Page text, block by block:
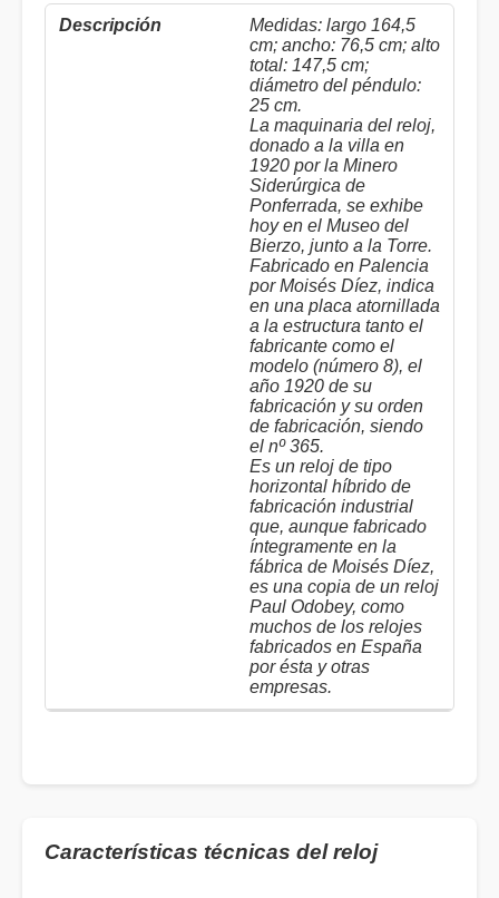
Medidas: largo 164,5
cm; ancho: 76,5 cm; alto
total: 147,5 cm;
diámetro del péndulo:
25 cm.
La maquinaria del reloj,
donado a la villa en
1920 por la Minero
Siderúrgica de
Ponferrada, se exhibe
hoy en el Museo del
Bierzo, junto a la Torre.
Fabricado en Palencia
por Moisés Díez, indica
en una placa atornillada
a la estructura tanto el
fabricante como el
modelo (número 8), el
año 1920 de su
fabricación y su orden
de fabricación, siendo
el nº 365.
Es un reloj de tipo
horizontal híbrido de
fabricación industrial
que, aunque fabricado
íntegramente en la
fábrica de Moisés Díez,
es una copia de un reloj
Paul Odobey, como
muchos de los relojes
fabricados en España
por ésta y otras
empresas.
Características técnicas del reloj